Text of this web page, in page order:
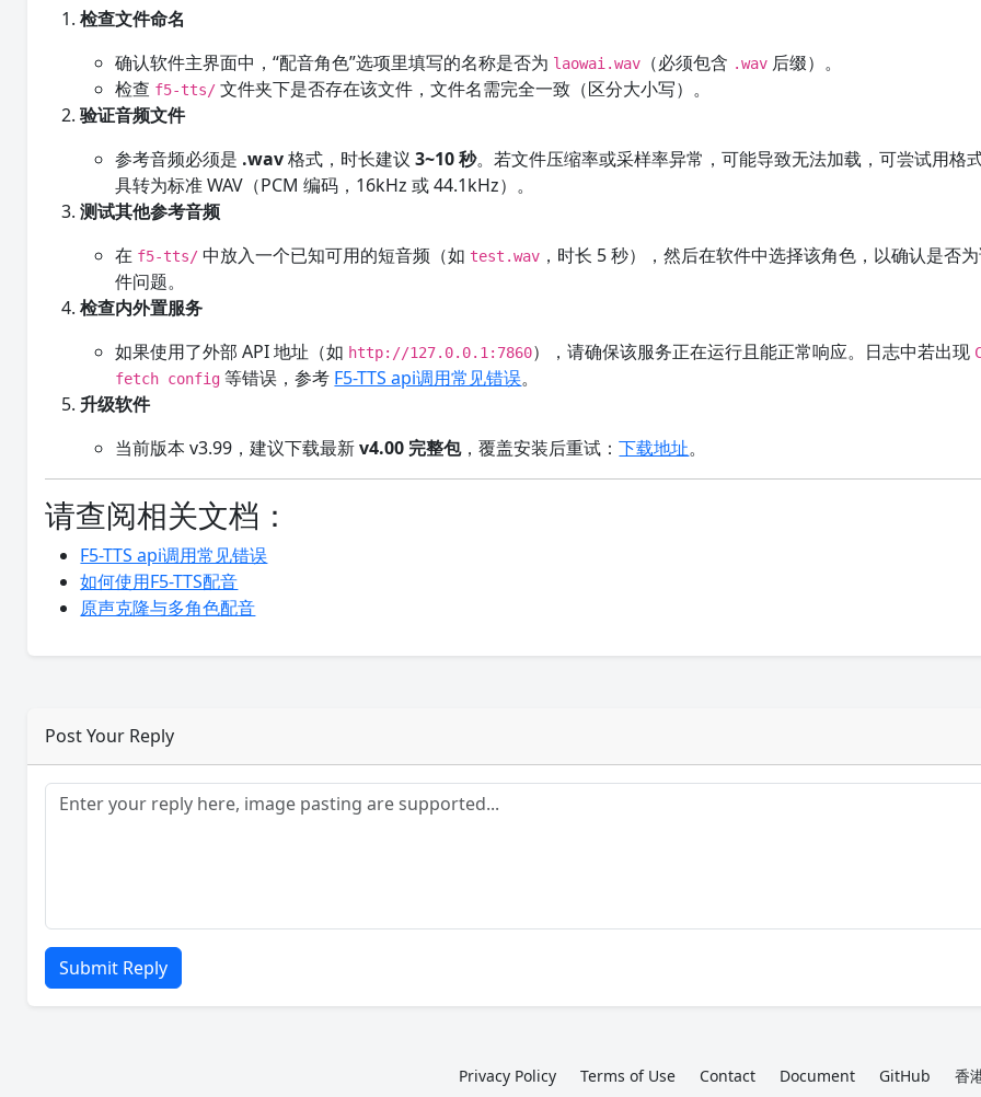
检查文件命名
确认软件主界面中，“配音角色”选项里填写的名称是否为 laowai.wav （必须包含 .wav 后缀）。
检查 f5-tts/ 文件夹下是否存在该文件，文件名需完全一致（区分大小写）。
验证音频文件
参考音频必须是 .wav格式，时长建议3~10 秒。若文件压缩率或采样率异常，可能导致无法加载，可尝试用格
具转为标准 WAV（PCM 编码，16kHz 或 44.1kHz）。
测试其他参考音频
在 f5-tts/ 中放入一个已知可用的短音频（如 test.wav ，时长 5 秒），然后在软件中选择该角色，以确认是否
件问题。
检查内外置服务
如果使用了外部 API 地址（如 http://127.0.0.1:7860），请确保该服务正在运行且能正常响应。日志中若出现
fetch config 等错误，参考 F5-TTS api调用常见错误。
升级软件
当前版本 v3.99，建议下载最新v4.00 完整包，覆盖安装后重试：下载地址。
请查阅相关文档：
F5-TTS api调用常见错误
如何使用F5-TTS配音
原声克隆与多角色配音
Post Your Reply
Submit Reply
Privacy Policy Terms of Use Contact Document GitHub 香